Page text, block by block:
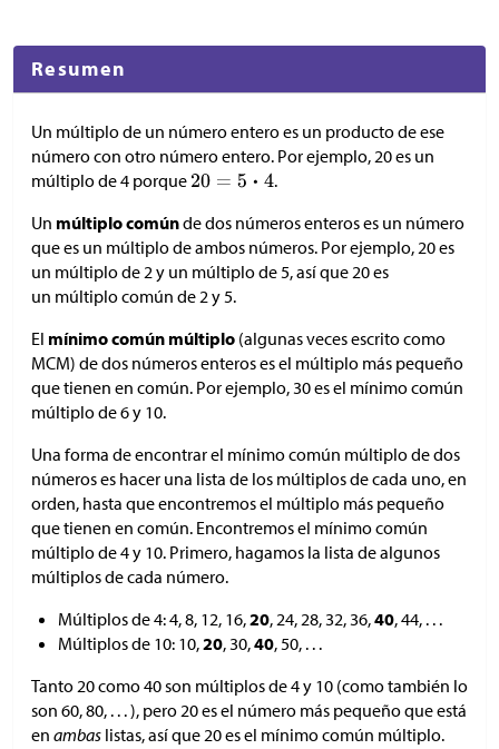
Resumen
Un múltiplo de un número entero es un producto de ese
número con otro número entero. Por ejemplo, 20 es un
múltiplo de 4 porque
.
Un múltiplocomúnde dos números enteros es un número
que es un múltiplo de ambos números. Por ejemplo, 20 es
un múltiplo de 2 y un múltiplo de 5, así que 20 es
un múltiplo común de 2 y 5.
El mínimo común múltiplo (algunas veces escrito como
MCM) de dos números enteros es el múltiplo más pequeño
que tienen en común. Por ejemplo, 30 es el mínimo común
múltiplo de 6 y 10.
Una forma de encontrar el mínimo común múltiplo de dos
números es hacer una lista de los múltiplos de cada uno, en
orden, hasta que encontremos el múltiplo más pequeño
que tienen en común. Encontremos el mínimo común
múltiplo de 4 y 10. Primero, hagamos la lista de algunos
múltiplos de cada número.
Múltiplos de 4: 4, 8, 12, 16,20, 24, 28, 32, 36,40, 44, . . .
Múltiplos de 10: 10,20, 30,40, 50, . . .
Tanto 20 como 40 son múltiplos de 4 y 10 (como también lo
son 60, 80, . . . ), pero 20 es el número más pequeño que está
en ambas listas, así que 20 es el mínimo común múltiplo.